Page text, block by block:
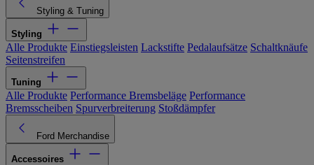
Styling & Tuning
Styling
Alle Produkte Einstiegsleisten Lackstifte Pedalaufsätze Schaltknäufe
Seitenstreifen
Tuning
Alle Produkte Performance Bremsbeläge Performance
Bremsscheiben Spurverbreiterung Stoßdämpfer
Ford Merchandise
Accessoires